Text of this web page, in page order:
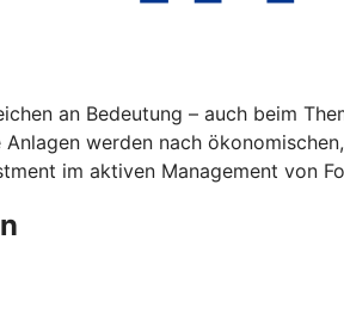
an Bedeutung – auch beim
werden nach
im aktiven Management von